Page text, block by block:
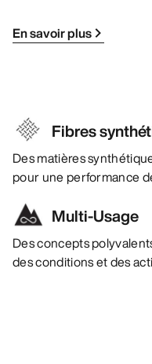
En savoir plus
Fibres
Des matières
pour une performance
Multi-Usage
Des concepts
des conditions et des